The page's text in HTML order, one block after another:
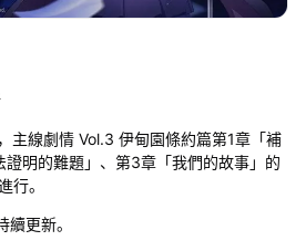
主線劇情 Vol.3 伊甸園條約篇第1章「補
明的難題」、第3章「我們的故事」的
行。
更新。